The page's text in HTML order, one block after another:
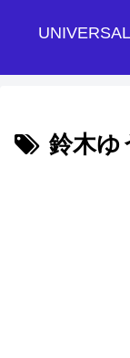
鈴木ゆ